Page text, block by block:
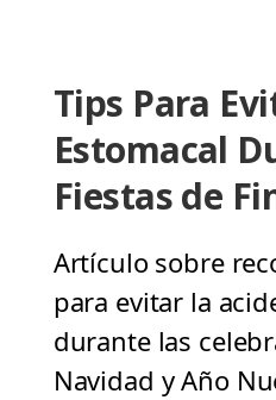
Tips Para
Estomacal
Fiestas de
Artículo sobre
para evitar la
durante las
Navidad y Año